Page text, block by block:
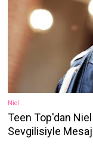
Niel
Teen Top'dan
Sevgilisiyle